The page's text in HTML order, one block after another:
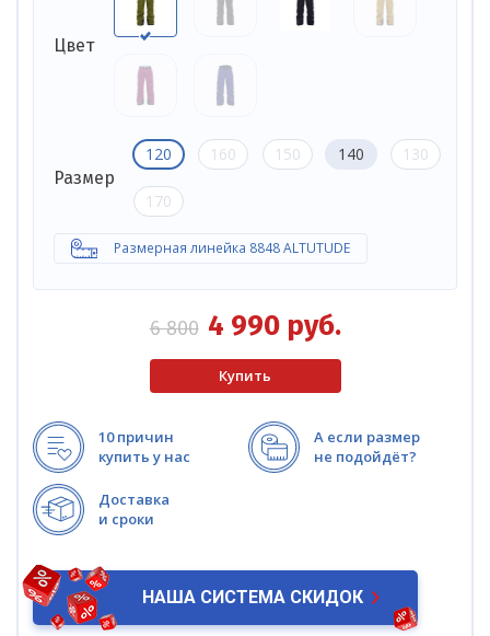
Цвет
Размер
120 160 150 140 130
170
Размерная линейка 8848 ALTUTUDE
6 800 4 990 руб.
10 причин
купить у нас
А если размер
не подойдёт?
Доставка
и сроки
НАША СИСТЕМА СКИДОК